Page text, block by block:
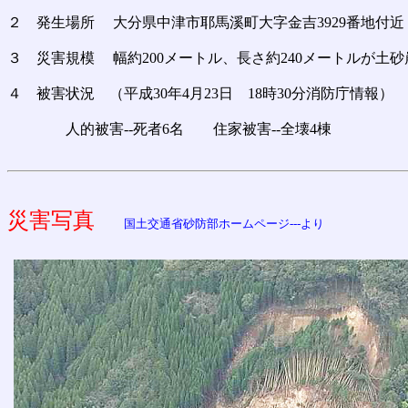
２ 発生場所 大分県中津市耶馬溪町大字金吉3929番地付近
３ 災害規模 幅約200メートル、長さ約240メートルが土砂
４ 被害状況 （平成30年4月23日 18時30分消防庁情報）
人的被害--死者6名 住家被害--全壊4棟
災害写真 国土交通省砂防部ホームページ---より